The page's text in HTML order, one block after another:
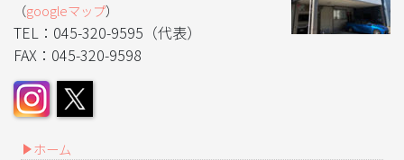
（googleマップ）
TEL：045-320-9595（代表）
FAX：045-320-9598
ホーム